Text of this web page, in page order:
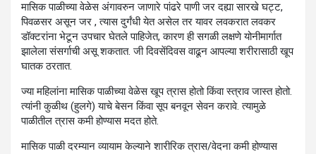
मासिक पाळीच्या वेळेस अंगावरुन जाणारे पांढरे पाणी जर दह्या सारखे घट्ट,
पिवळसर असून जर , त्यास दुर्गंधी येत असेल तर यावर लवकरात लवकर
डॉक्टरांना भेटून उपचार घेतले पाहिजेत, कारण ही सगळी लक्षणे योनीमार्गात
झालेला संसर्गाची असू शकतात. जी दिवसेंदिवस वाढून आपल्या शरीरासाठी खूप
घातक ठरतात.
ज्या महिलांना मासिक पाळीच्या वेळेस खूप त्रास होतो किंवा स्त्राव जास्त होतो.
त्यांनी कुळीथ (हुलगे) याचे बेसन किंवा सूप बनवून सेवन करावे. त्यामुळे
पाळीतील त्रास कमी होण्यास मदत होते.
मासिक पाळी दरम्यान व्यायाम केल्याने शारीरिक त्रास/वेदना कमी होण्यास